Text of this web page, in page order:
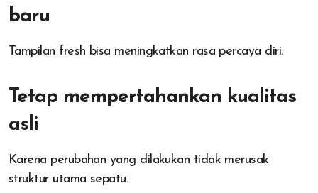
baru
Tampilan fresh bisa meningkatkan rasa percaya diri.
Tetap mempertahankan kualitas
asli
Karena perubahan yang dilakukan tidak merusak
struktur utama sepatu.